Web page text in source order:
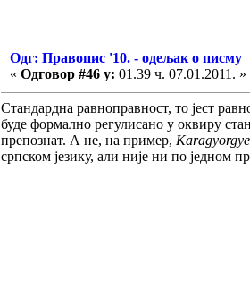
Одг: Правопис '10. - одељак о писму
« Одговор #46 у: 01.39 ч. 07.01.2011. »
Стандардна равноправност, то јест
буде формално регулисано у оквиру
препознат. А не, на пример,
српском језику, али није ни по једном